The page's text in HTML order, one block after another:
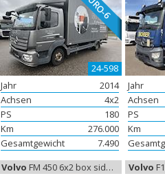
24-598
Jahr
2014
Achsen
4x2
PS
180
Km
276.000
Gesamtgewicht
7.490
Jahr
Achsen
PS
Km
Volvo FM 450 6x2 box side-åbning Euro-6, Koffer aufbau Volvo